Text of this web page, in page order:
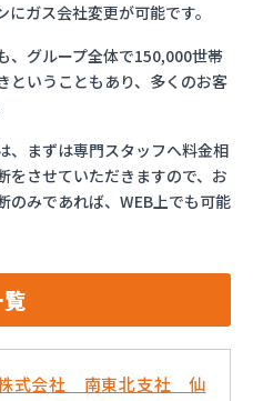
ガス会社変更が可能です。
、グループ全体で150,000世帯
ということもあり、多くのお客
、まずは専門スタッフへ料金相
をさせていただきますので、お
のみであれば、WEB上でも可能
株式会社 南東北支社 仙